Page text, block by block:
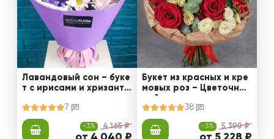
Лавандовый сон – буке
т с ирисами и хризанте
7
-3% 4 165 ₽
Букет из красных и кре
мовых роз – Цветочный
38
-3% 5 390 ₽